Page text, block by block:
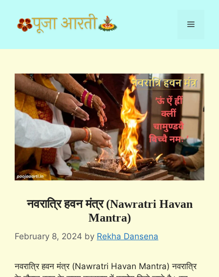
content
Menu
नवरात्रि हवन मंत्र (Nawratri Havan
Mantra)
February 8, 2024 by Rekha Dansena
नवरात्रि हवन मंत्र (Nawratri Havan Mantra) नवरात्रि